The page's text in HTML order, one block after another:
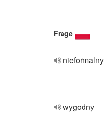
Frage
nieformalny
wygodny